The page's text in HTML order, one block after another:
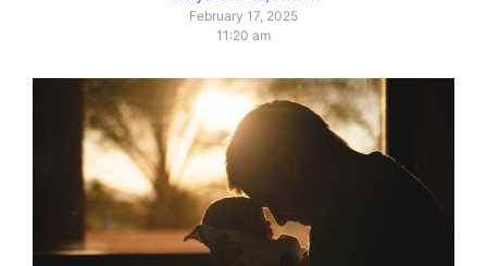
February 17, 2025
11:20 am